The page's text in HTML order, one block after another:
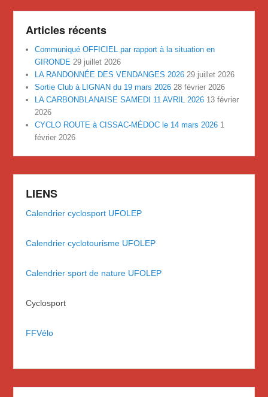
Articles récents
Communiqué OFFICIEL par rapport à la situation en
GIRONDE 29 juillet 2026
LA RANDONNÉE DES VENDANGES 2026 29 juillet 2026
Sortie Club à LIGNAN du 19 mars 2026 28 février 2026
LA CARBONBLANAISE SAMEDI 11 AVRIL 2026 13 février
2026
CYCLO ROUTE à CISSAC-MÉDOC le 14 mars 2026 1
février 2026
LIENS
Calendrier cyclosport UFOLEP
Calendrier cyclotourisme UFOLEP
Calendrier sport de nature UFOLEP
Cyclosport
FFVélo